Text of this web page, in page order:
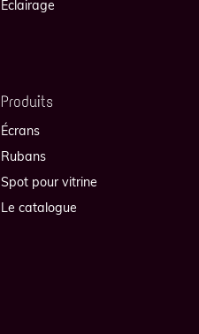
Éclairage
Produits
Écrans
Rubans
Spot pour vitrine
Le catalogue